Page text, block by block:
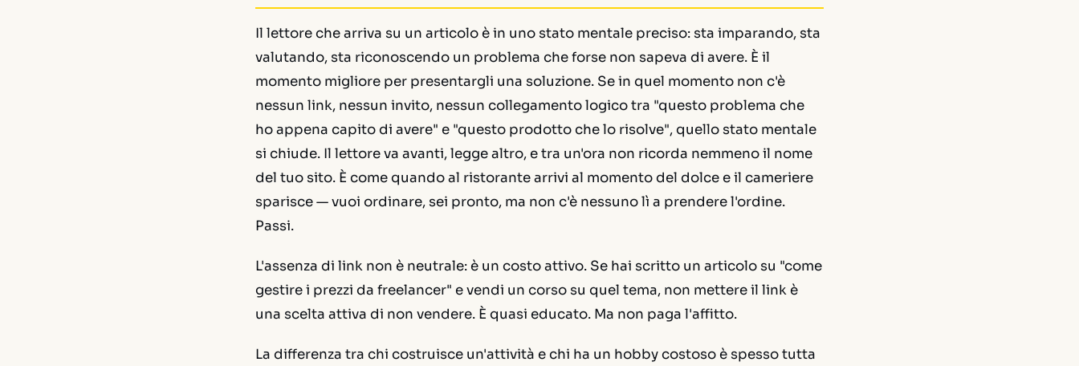
Il lettore che arriva su un articolo è in uno stato mentale preciso: sta imparando, sta
valutando, sta riconoscendo un problema che forse non sapeva di avere. È il
momento migliore per presentargli una soluzione. Se in quel momento non c'è
nessun link, nessun invito, nessun collegamento logico tra "questo problema che
ho appena capito di avere" e "questo prodotto che lo risolve", quello stato mentale
si chiude. Il lettore va avanti, legge altro, e tra un'ora non ricorda nemmeno il nome
del tuo sito. È come quando al ristorante arrivi al momento del dolce e il cameriere
sparisce — vuoi ordinare, sei pronto, ma non c'è nessuno lì a prendere l'ordine.
Passi.
L'assenza di link non è neutrale: è un costo attivo. Se hai scritto un articolo su "come
gestire i prezzi da freelancer" e vendi un corso su quel tema, non mettere il link è
una scelta attiva di non vendere. È quasi educato. Ma non paga l'affitto.
La differenza tra chi costruisce un'attività e chi ha un hobby costoso è spesso tutta